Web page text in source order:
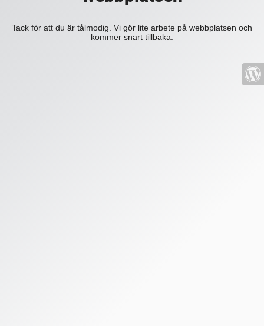
Tack för att du är tålmodig. Vi gör lite arbete på webbplatsen och
kommer snart tillbaka.